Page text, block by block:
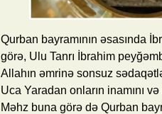
Qurban bayramının əsasında
görə, Ulu Tanrı İbrahim
Allahın əmrinə sonsuz
Uca Yaradan onların inamını
Məhz buna görə də Qurban